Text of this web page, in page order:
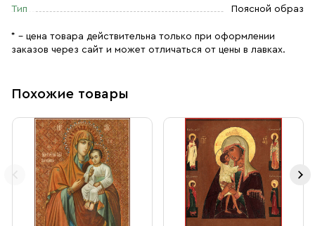
Тип Поясной образ
* – цена товара действительна только при оформлении
заказов через сайт и может отличаться от цены в лавках.
Похожие товары